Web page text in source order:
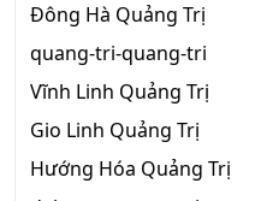
Đông Hà Quảng Trị
quang-tri-quang-tri
Vĩnh Linh Quảng Trị
Gio Linh Quảng Trị
Hướng Hóa Quảng Trị